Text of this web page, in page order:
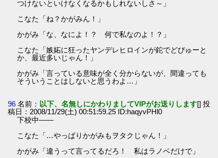
つけないといけなくなるかもしれないしさ～」
こなた「ね？かがみん！」
かがみ「な、なによ！？ 何で私なのよ！？」
こなた「嫉妬に狂ったヤンデレヒロインが鉈でどぴゅーと
か、最近多いじゃん！」
かがみ「言っている意味が全く分からないが、間違っても
そういうことはしないと思うわよ…」
96 名前： 以下、名無しにかわりましてVIPがお送りします[] 投
稿日：2008/11/29(土) 00:51:59.25 ID:haqyvPHl0
下校中――
こなた「…やっぱりかがみもヲタクじゃん！」
かがみ「違うって言ってるだろ！ 私はラノベだけで」